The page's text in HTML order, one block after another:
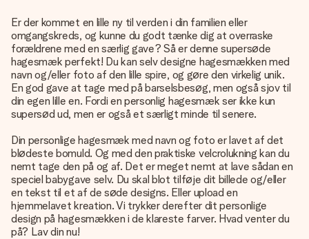
Er der kommet en lille ny til verden i din familien eller
omgangskreds, og kunne du godt tænke dig at overraske
forældrene med en særlig gave? Så er denne supersøde
hagesmæk perfekt! Du kan selv designe hagesmækken med
navn og/eller foto af den lille spire, og gøre den virkelig unik.
En god gave at tage med på barselsbesøg, men også sjov til
din egen lille en. Fordi en personlig hagesmæk ser ikke kun
supersød ud, men er også et særligt minde til senere.
Din personlige hagesmæk med navn og foto er lavet af det
blødeste bomuld. Og med den praktiske velcrolukning kan du
nemt tage den på og af. Det er meget nemt at lave sådan en
speciel babygave selv. Du skal blot tilføje dit billede og/eller
en tekst til et af de søde designs. Eller upload en
hjemmelavet kreation. Vi trykker derefter dit personlige
design på hagesmækken i de klareste farver. Hvad venter du
på? Lav din nu!